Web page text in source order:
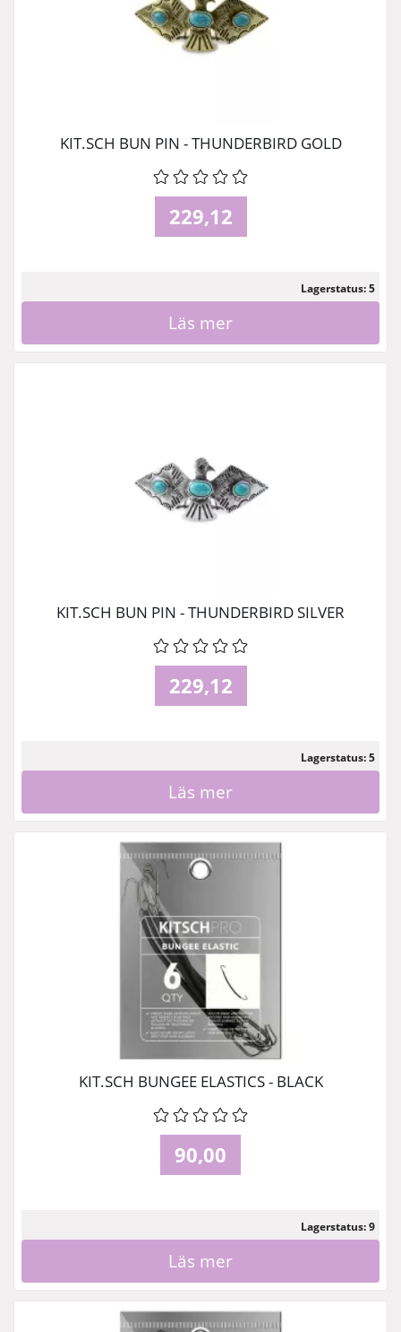
KIT.SCH BUN PIN - THUNDERBIRD GOLD
229,12
Lagerstatus: 5
Läs mer
KIT.SCH BUN PIN - THUNDERBIRD SILVER
229,12
Lagerstatus: 5
Läs mer
KIT.SCH BUNGEE ELASTICS - BLACK
90,00
Lagerstatus: 9
Läs mer